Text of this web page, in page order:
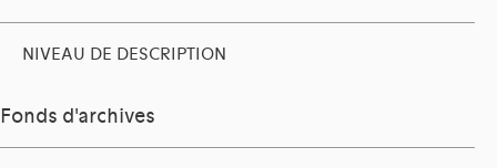
NIVEAU DE DESCRIPTION
Fonds d'archives